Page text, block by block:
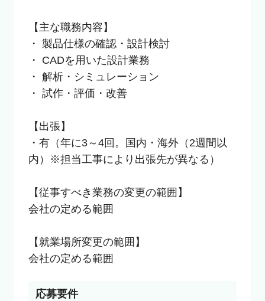
【主な職務内容】
・ 製品仕様の確認・設計検討
・ CADを用いた設計業務
・ 解析・シミュレーション
・ 試作・評価・改善
【出張】
・有（年に3～4回。国内・海外（2週間以
内）※担当工事により出張先が異なる）
【従事すべき業務の変更の範囲】
会社の定める範囲
【就業場所変更の範囲】
会社の定める範囲
応募要件